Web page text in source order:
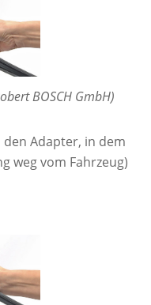
BOSCH GmbH)
Adapter, in dem
weg vom Fahrzeug)